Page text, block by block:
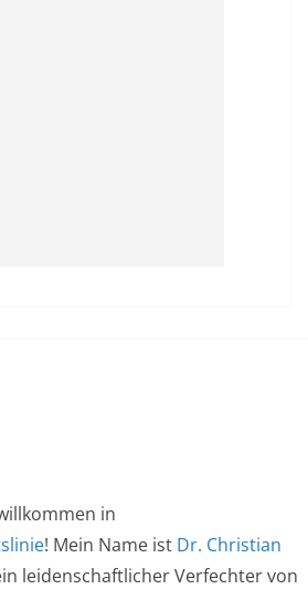
in
! Mein Name ist Dr. Christian
leidenschaftlicher Verfechter von